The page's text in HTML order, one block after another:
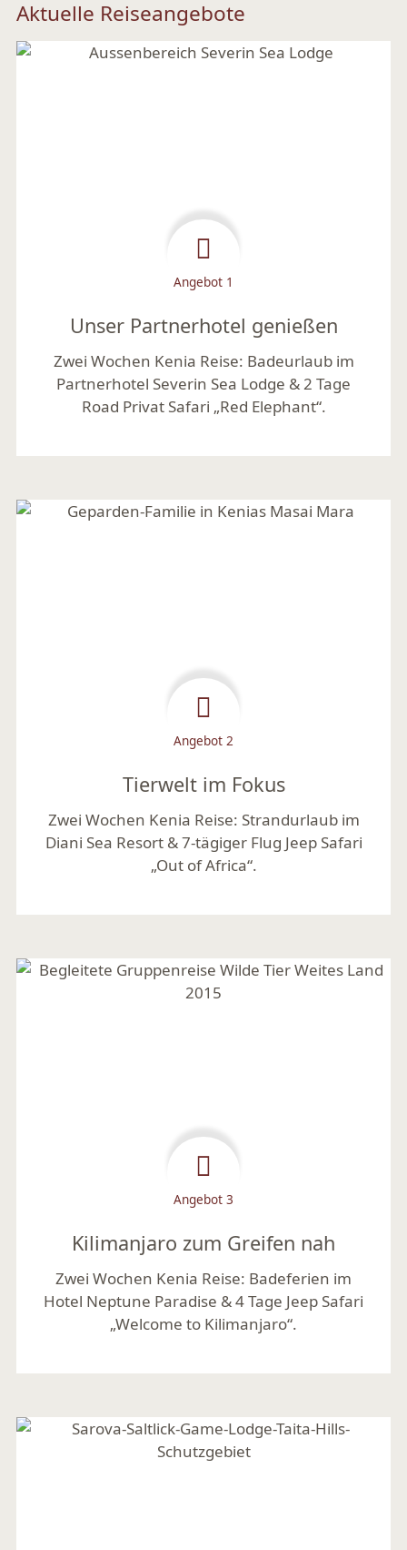
Aktuelle Reiseangebote
Angebot 1
Unser Partnerhotel genießen
Zwei Wochen Kenia Reise: Badeurlaub im
Partnerhotel Severin Sea Lodge & 2 Tage
Road Privat Safari „Red Elephant“.
Angebot 2
Tierwelt im Fokus
Zwei Wochen Kenia Reise: Strandurlaub im
Diani Sea Resort & 7-tägiger Flug Jeep Safari
„Out of Africa“.
Angebot 3
Kilimanjaro zum Greifen nah
Zwei Wochen Kenia Reise: Badeferien im
Hotel Neptune Paradise & 4 Tage Jeep Safari
„Welcome to Kilimanjaro“.